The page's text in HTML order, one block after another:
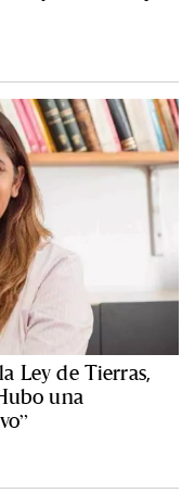
Ley de Tierras,
una